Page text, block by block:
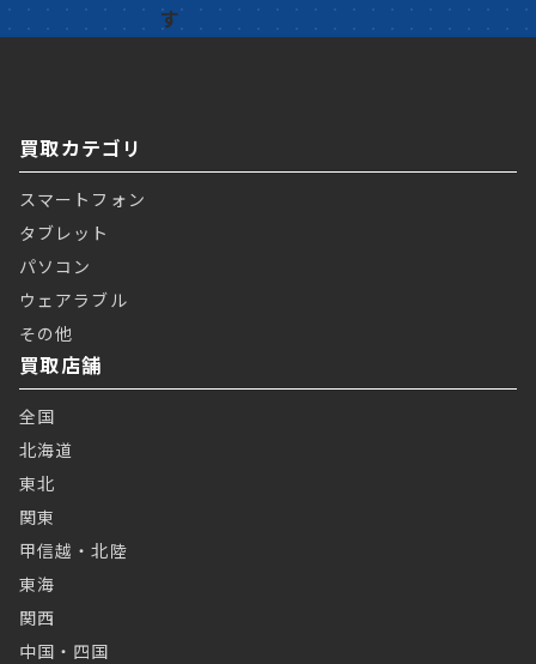
買取カテゴリ
スマートフォン
タブレット
パソコン
ウェアラブル
その他
買取店舗
全国
北海道
東北
関東
甲信越・北陸
東海
関西
中国・四国